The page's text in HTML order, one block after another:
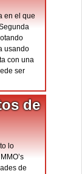
en el que
usando
con una
ser
de
lo
de